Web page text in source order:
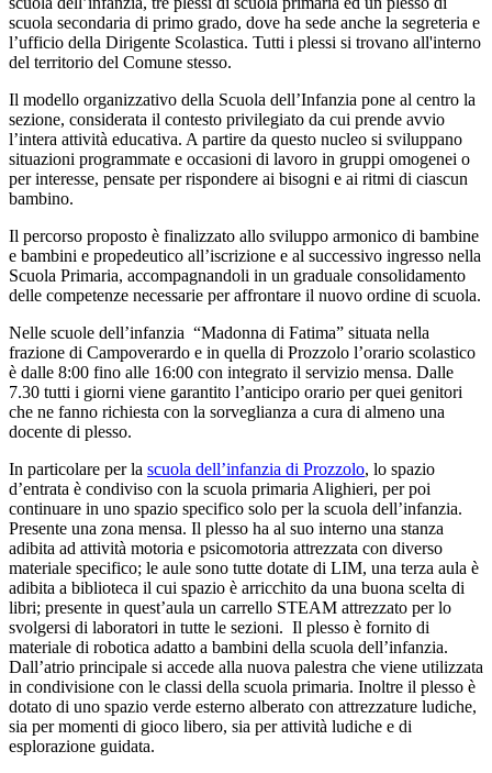
scuola secondaria di primo grado, dove ha sede anche la segreteria e
l’ufficio della Dirigente Scolastica. Tutti i plessi si trovano all'interno
del territorio del Comune stesso.
Il modello organizzativo della Scuola dell’Infanzia pone al centro la
sezione, considerata il contesto privilegiato da cui prende avvio
l’intera attività educativa. A partire da questo nucleo si sviluppano
situazioni programmate e occasioni di lavoro in gruppi omogenei o
per interesse, pensate per rispondere ai bisogni e ai ritmi di ciascun
bambino.
Il percorso proposto è finalizzato allo sviluppo armonico di bambine
e bambini e propedeutico all’iscrizione e al successivo ingresso nella
Scuola Primaria, accompagnandoli in un graduale consolidamento
delle competenze necessarie per affrontare il nuovo ordine di scuola.
Nelle scuole dell’infanzia “Madonna di Fatima” situata nella
frazione di Campoverardo e in quella di Prozzolo l’orario scolastico
è dalle 8:00 fino alle 16:00 con integrato il servizio mensa. Dalle
7.30 tutti i giorni viene garantito l’anticipo orario per quei genitori
che ne fanno richiesta con la sorveglianza a cura di almeno una
docente di plesso.
In particolare per la scuola dell’infanzia di Prozzolo, lo spazio
d’entrata è condiviso con la scuola primaria Alighieri, per poi
continuare in uno spazio specifico solo per la scuola dell’infanzia.
Presente una zona mensa. Il plesso ha al suo interno una stanza
adibita ad attività motoria e psicomotoria attrezzata con diverso
materiale specifico; le aule sono tutte dotate di LIM, una terza aula è
adibita a biblioteca il cui spazio è arricchito da una buona scelta di
libri; presente in quest’aula un carrello STEAM attrezzato per lo
svolgersi di laboratori in tutte le sezioni. Il plesso è fornito di
materiale di robotica adatto a bambini della scuola dell’infanzia.
Dall’atrio principale si accede alla nuova palestra che viene utilizzata
in condivisione con le classi della scuola primaria. Inoltre il plesso è
dotato di uno spazio verde esterno alberato con attrezzature ludiche,
sia per momenti di gioco libero, sia per attività ludiche e di
esplorazione guidata.